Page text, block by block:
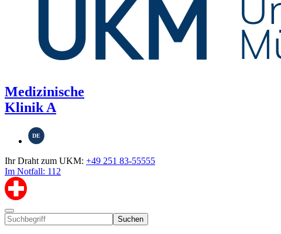
Medizinische
Klinik A
DE
Ihr Draht zum UKM: +49 251 83-55555
Im Notfall: 112
Suchen